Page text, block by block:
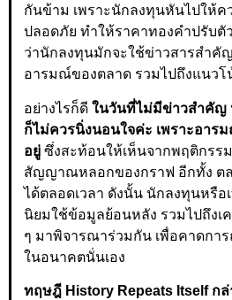
กันข้าม เพราะนักลงทุนหันไปให้ค
ปลอดภัย ทำให้ราคาทองคำปรับตั
ว่านักลงทุนมักจะใช้ข่าวสารสำคั
อารมณ์ของตลาด รวมไปถึงแนว
อย่างไรก็ดี ในวันที่ไม่มีข่าวสำคัญ
ก็ไม่ควรนิ่งนอนใจค่ะ เพราะอาร
อยู่ ซึ่งสะท้อนให้เห็นจากพฤติกรร
สัญญาณหลอกของกราฟ อีกทั้ง ตล
ได้ตลอดเวลา ดังนั้น นักลงทุนหรือ
นิยมใช้ข้อมูลย้อนหลัง รวมไปถึงเ
ๆ มาพิจารณาร่วมกัน เพื่อคาดกา
ในอนาคตนั่นเอง
ทฤษฎี History Repeats Itself กล่